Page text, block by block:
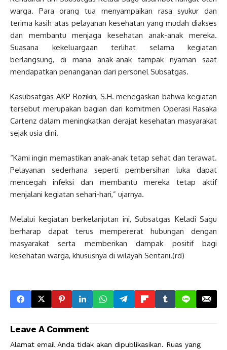
warga. Para orang tua menyampaikan rasa syukur dan
terima kasih atas pelayanan kesehatan yang mudah diakses
dan membantu menjaga kesehatan anak-anak mereka.
Suasana kekeluargaan terlihat selama kegiatan
berlangsung, di mana anak-anak tampak nyaman saat
mendapatkan penanganan dari personel Subsatgas.
Kasubsatgas AKP Rozikin, S.H. menegaskan bahwa kegiatan
tersebut merupakan bagian dari komitmen Operasi Rasaka
Cartenz dalam meningkatkan derajat kesehatan masyarakat
sejak usia dini.
“Kami ingin memastikan anak-anak tetap sehat dan terawat.
Pelayanan sederhana seperti pembersihan luka dapat
mencegah infeksi dan membantu mereka tetap aktif
menjalani kegiatan sehari-hari,” ujarnya.
Melalui kegiatan berkelanjutan ini, Subsatgas Keladi Sagu
berharap dapat terus mempererat hubungan dengan
masyarakat serta memberikan dampak positif bagi
kesehatan warga, khususnya di wilayah Sentani.(rd)
Leave A Comment
Alamat email Anda tidak akan dipublikasikan. Ruas yang